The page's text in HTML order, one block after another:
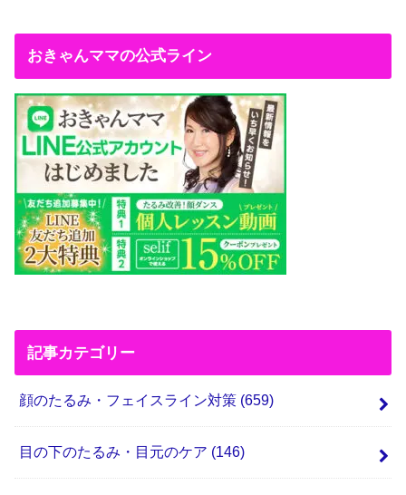
おきゃんママの公式ライン
記事カテゴリー
顔のたるみ・フェイスライン対策 (659)
目の下のたるみ・目元のケア (146)